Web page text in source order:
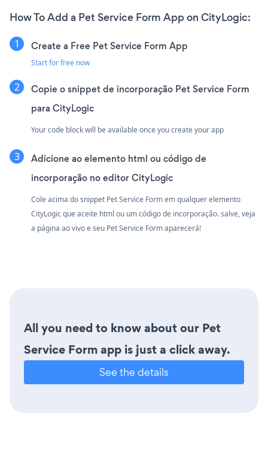
How To Add a Pet Service Form App on CityLogic:
Create a Free Pet Service Form App
Start for free now
Copie o snippet de incorporação Pet Service Form
para CityLogic
Your code block will be available once you create your app
Adicione ao elemento html ou código de
incorporação no editor CityLogic
Cole acima do snippet Pet Service Form em qualquer elemento
CityLogic que aceite html ou um código de incorporação. salve, veja
a página ao vivo e seu Pet Service Form aparecerá!
All you need to know about our Pet
Service Form app is just a click away.
See the details